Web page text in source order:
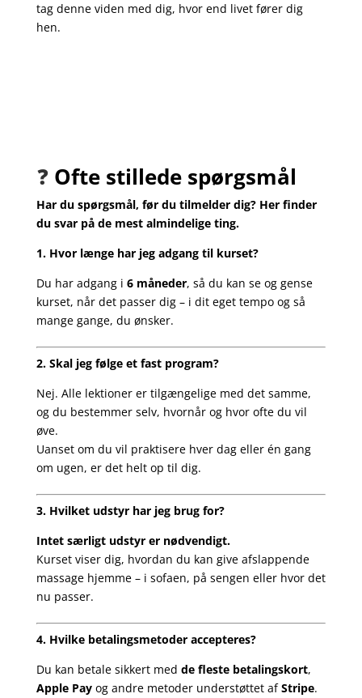
tag denne viden med dig, hvor end livet fører dig
hen.
❓ Ofte stillede spørgsmål
Har du spørgsmål, før du tilmelder dig? Her finder
du svar på de mest almindelige ting.
1. Hvor længe har jeg adgang til kurset?
Du har adgang i 6 måneder, så du kan se og gense
kurset, når det passer dig – i dit eget tempo og så
mange gange, du ønsker.
2. Skal jeg følge et fast program?
Nej. Alle lektioner er tilgængelige med det samme,
og du bestemmer selv, hvornår og hvor ofte du vil
øve.
Uanset om du vil praktisere hver dag eller én gang
om ugen, er det helt op til dig.
3. Hvilket udstyr har jeg brug for?
Intet særligt udstyr er nødvendigt.
Kurset viser dig, hvordan du kan give afslappende
massage hjemme – i sofaen, på sengen eller hvor det
nu passer.
4. Hvilke betalingsmetoder accepteres?
Du kan betale sikkert med de fleste betalingskort,
Apple Payog andre metoder understøttet afStripe.